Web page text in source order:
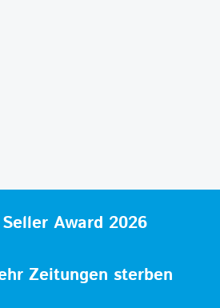
Award 2026
Zeitungen sterben